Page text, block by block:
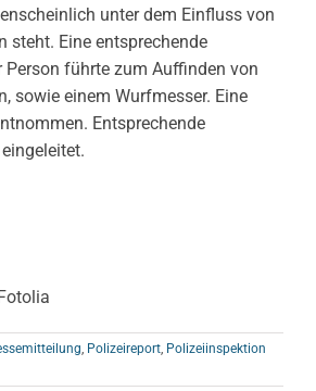
unter dem Einfluss von
steht. Eine entsprechende
Person führte zum Auffinden von
sowie einem Wurfmesser. Eine
Entsprechende
, Polizeireport, Polizeiinspektion